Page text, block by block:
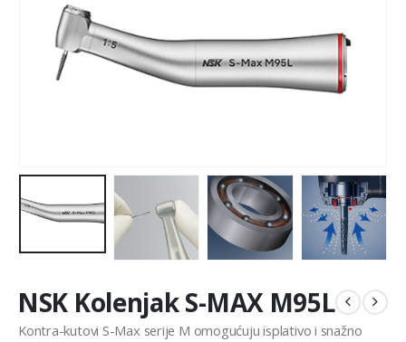
NSK Kolenjak S-MAX M95L
Kontra-kutovi S-Max serije M omogućuju isplativo i snažno